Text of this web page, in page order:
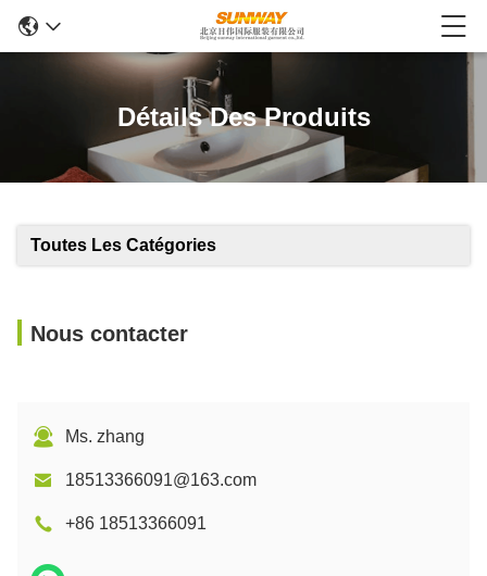
Détails Des Produits
Toutes Les Catégories
Nous contacter
Ms. zhang
18513366091@163.com
+86 18513366091